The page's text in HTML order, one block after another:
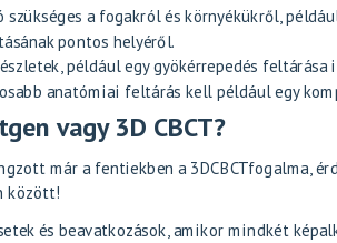
a fogakról és környékükről,
pontos helyéről.
például egy gyökérrepedés feltárása
anatómiai feltárás kell például egy
vagy 3D CBCT?
már a fentiekben a 3DCBCTfogalma,
között!
és beavatkozások, amikor mindkét